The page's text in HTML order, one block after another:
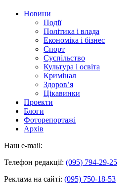
Новини
Події
Політика і влада
Економіка і бізнес
Спорт
Суспільство
Культура і освіта
Кримінал
Здоров’я
Цікавинки
Проекти
Блоги
Фоторепортажі
Архів
Наш e-mail:
Телефон редакції: (095) 794-29-25
Реклама на сайті: (095) 750-18-53